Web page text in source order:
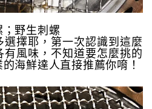
野生刺螺
擇耶，第一次認識到這麼
風味，不知道要怎麼挑的
海鮮達人直接推薦你唷！